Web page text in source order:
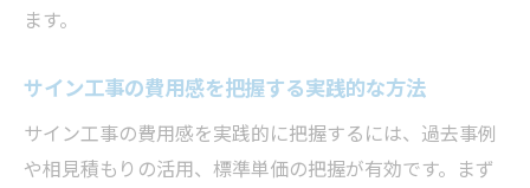
ます。
サイン工事の費用感を把握する実践的な方法
サイン工事の費用感を実践的に把握するには、過去事例
や相見積もりの活用、標準単価の把握が有効です。まず